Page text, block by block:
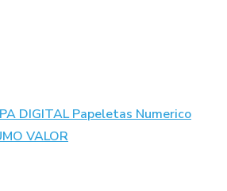
DIGITAL Papeletas Numerico
VALOR